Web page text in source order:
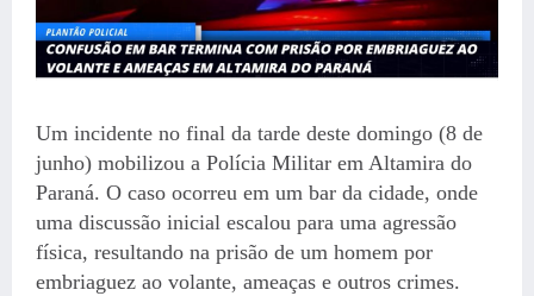
Um incidente no final da tarde deste domingo (8 de
junho) mobilizou a Polícia Militar em Altamira do
Paraná. O caso ocorreu em um bar da cidade, onde
uma discussão inicial escalou para uma agressão
física, resultando na prisão de um homem por
embriaguez ao volante, ameaças e outros crimes.